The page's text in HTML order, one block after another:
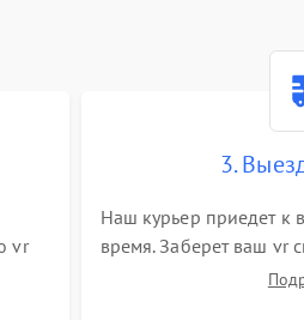
vr
3.
Наш курьер приедет к
время. Заберет ваш vr
склад для диагностики.